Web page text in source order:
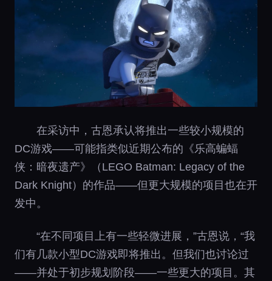
在采访中，古恩承认将推出一些较小规模的
DC游戏——可能指类似近期公布的《乐高蝙蝠
侠：暗夜遗产》（LEGO Batman: Legacy of the
Dark Knight）的作品——但更大规模的项目也在开
发中。
“在不同项目上有一些轻微进展，”古恩说，“我
们有几款小型DC游戏即将推出。但我们也讨论过
——并处于初步规划阶段——一些更大的项目。其